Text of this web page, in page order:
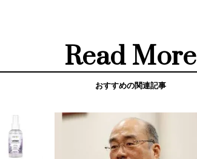
Read More
おすすめの関連記事